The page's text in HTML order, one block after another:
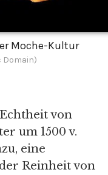
Moche-Kultur
Domain)
von
um 1500 v.
eine
Reinheit von